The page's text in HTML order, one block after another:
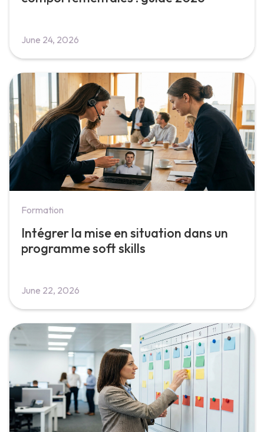
June 24, 2026
Formation
Intégrer la mise en situation dans un
programme soft skills
June 22, 2026